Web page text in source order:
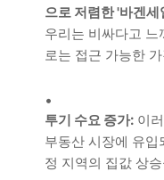
으로 저렴한 '바겐세
우리는 비싸다고 느
로는 접근 가능한
투기 수요 증가: 이
부동산 시장에 유
정 지역의 집값 상